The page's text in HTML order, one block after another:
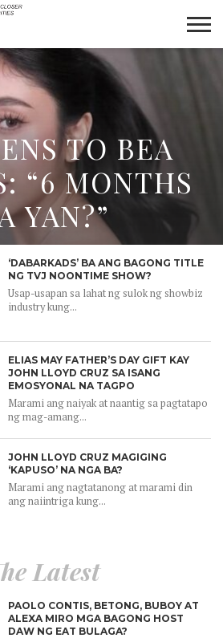
TO BEA
“6 MONTHS
YAN?”
‘DABARKADS’ BA ANG BAGONG TITLE
NG TVJ NOONTIME SHOW?
Usap-usapan sa lahat ng sulok ng showbiz
industry kung...
ELIAS MAY FATHER’S DAY GIFT KAY
JOHN LLOYD CRUZ SA ISANG
EMOSYONAL NA TAGPO
Marami ang naiyak at naantig sa pagtatapo
ng mag-amang...
JOHN LLOYD CRUZ MAGIGING
‘KAPUSO’ NA NGA BA?
Marami ang nagtatanong at marami din
ang naiintriga kung...
Latest
PAOLO CONTIS, BETONG, BUBOY AT
ALEXA MIRO MGA BAGONG HOST
DAW NG EAT BULAGA?